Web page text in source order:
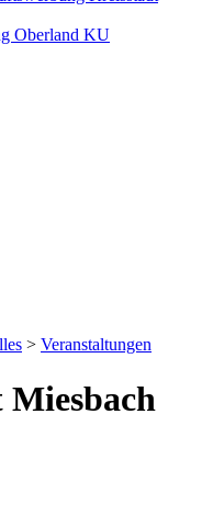
Oberland KU
> Veranstaltungen